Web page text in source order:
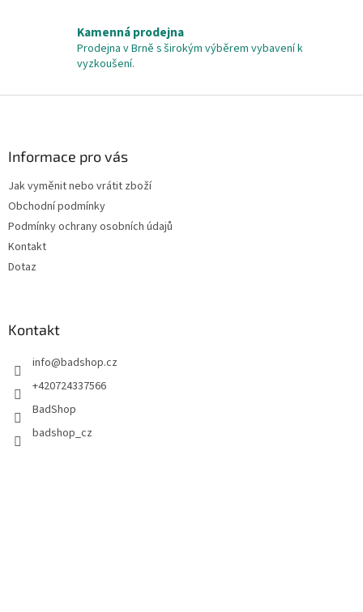
p
i
Kamenná prodejna
Prodejna v Brně s širokým výběrem vybavení k
vyzkoušení.
Informace pro vás
Jak vyměnit nebo vrátit zboží
Obchodní podmínky
Podmínky ochrany osobních údajů
Kontakt
Dotaz
Kontakt
info@badshop.cz
+420724337566
BadShop
badshop_cz